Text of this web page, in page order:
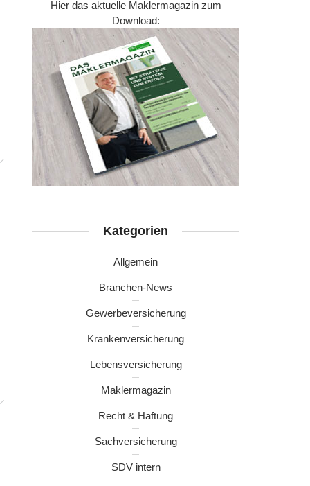
Hier das aktuelle Maklermagazin zum
Download:
Kategorien
Allgemein
Branchen-News
Gewerbeversicherung
Krankenversicherung
Lebensversicherung
Maklermagazin
Recht & Haftung
Sachversicherung
SDV intern